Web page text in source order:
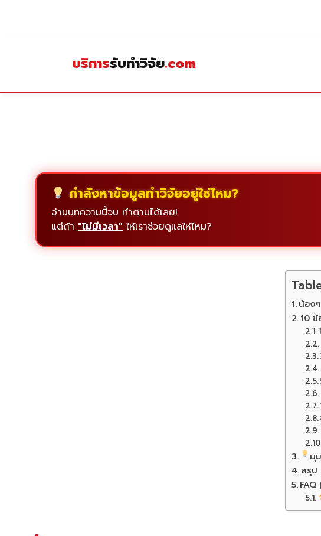
บริการรับทำวิจัย.com
กำลังหาข้อมูลทำวิจัยอยู่ใช่ไหม?
อ่านบทความนี้จบ ทำตามได้เลย!
แต่ถ้า "ไม่มีเวลา" ให้เราช่วยดูแลให้ไหม?
น้อง
10
มุ
สรุป